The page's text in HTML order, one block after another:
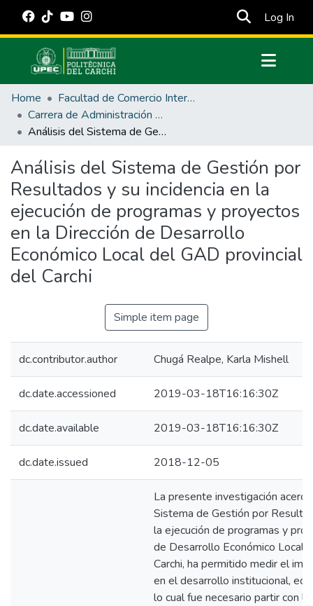
Log In
Communities & Collections
All of DSpace
Statistics
Estadísticas Externas
Manuales
Home
Facultad de Comercio Internacional, Integración, Administración y Economía Empresarial
Carrera de Administración Pública
Análisis del Sistema de Gestión por Resultados y su incidencia en la ejecución de programas y proyectos en la Dirección de Desarrollo Económico Local del GAD provincial del Carchi
Análisis del Sistema de Gestión por
Resultados y su incidencia en la
ejecución de programas y proyectos
en la Dirección de Desarrollo
Económico Local del GAD provincial
del Carchi
Simple item page
dc.contributor.author Chugá Realpe, Karla Mishell
dc.date.accessioned 2019-03-18T16:16:30Z
dc.date.available 2019-03-18T16:16:30Z
dc.date.issued 2018-12-05
La presente investigación
Sistema de Gestión por
la ejecución de programas y
de Desarrollo Económico Local
Carchi, ha permitido medir el
en el desarrollo institucional,
lo cual fue necesario partir con